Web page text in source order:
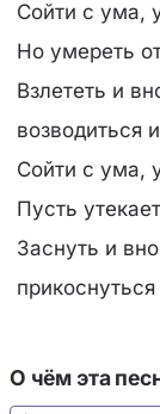
Сойти с ума,
Но умереть
Взлететь и
возводиться
Сойти с ума,
Пусть
Заснуть и
О чём эта